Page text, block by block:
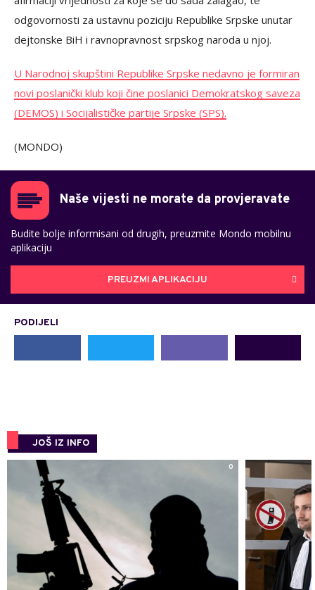
odgovornosti za ustavnu poziciju Republike Srpske unutar
dejtonske BiH i ravnopravnost srpskog naroda u njoj.
U Narodnoj skupštini Republike Srpske nedavno je formiran
novi poslanički klub koji čine poslanici Demokratskog saveza
(DEMOS) i Socijalističke partije Srpske (SPS).
(MONDO)
Naše vijesti ne morate da provjeravate
Budite bolje informisani od drugih, preuzmite Mondo mobilnu
aplikaciju
PREUZMI APLIKACIJU
PODIJELI
JOŠ IZ INFO
0